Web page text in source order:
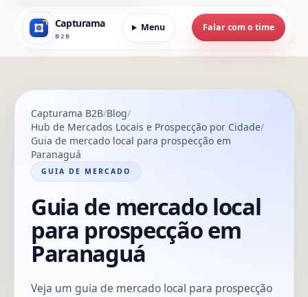
Capturama
B2B
Menu Falar com o time
Capturama B2B Blog
Hub de Mercados Locais e Prospecção por Cidade
Guia de mercado local para prospecção em
Paranaguá
GUIA DE MERCADO
Guia de mercado local
para prospecção em
Paranaguá
Veja um guia de mercado local para prospecção